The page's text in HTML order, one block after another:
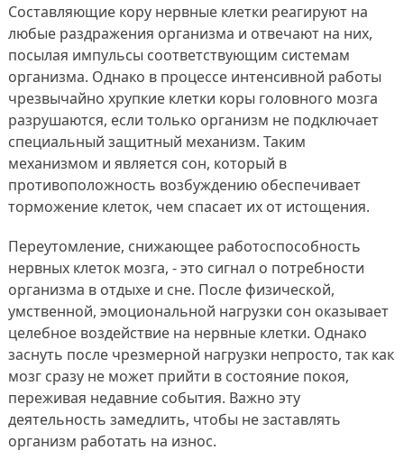
Составляющие кору нервные клетки реагируют на
любые раздражения организма и отвечают на них,
посылая импульсы соответствующим системам
организма. Однако в процессе интенсивной работы
чрезвычайно хрупкие клетки коры головного мозга
разрушаются, если только организм не подключает
специальный защитный механизм. Таким
механизмом и является сон, который в
противоположность возбуждению обеспечивает
торможение клеток, чем спасает их от истощения.
Переутомление, снижающее работоспособность
нервных клеток мозга, - это сигнал о потребности
организма в отдыхе и сне. После физической,
умственной, эмоциональной нагрузки сон оказывает
целебное воздействие на нервные клетки. Однако
заснуть после чрезмерной нагрузки непросто, так как
мозг сразу не может прийти в состояние покоя,
переживая недавние события. Важно эту
деятельность замедлить, чтобы не заставлять
организм работать на износ.